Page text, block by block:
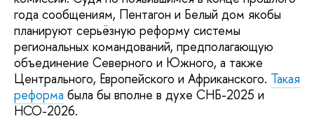
года сообщениям, Пентагон и Белый дом якобы
планируют серьёзную реформу системы
региональных командований, предполагающую
объединение Северного и Южного, а также
Центрального, Европейского и Африканского. Такая
реформа была бы вполне в духе СНБ-2025 и
НСО-2026.